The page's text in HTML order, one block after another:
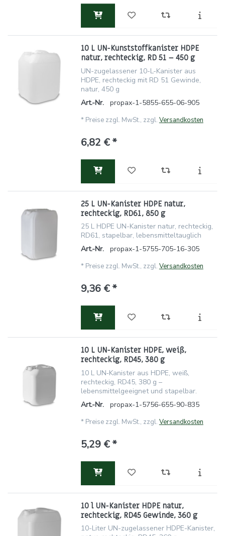
10 L UN-Kunststoffkanister HDPE
natur, rechteckig, RD 51 – 450 g
UN-zugelassener 10-L-Kanister aus
HDPE, rechteckig mit RD 51 Gewinde,
natur, 450 g
Art.-Nr.
propax-1-5855-655-06-905
* Preise zzgl. MwSt., zzgl. Versandkosten
6,82 € *
25 L UN-Kanister HDPE natur,
rechteckig, RD61, 850 g
25 L HDPE UN-Kanister natur, rechteckig,
RD61, stapelbar, lebensmitteltauglich
Art.-Nr.
propax-1-5755-705-16-305
* Preise zzgl. MwSt., zzgl. Versandkosten
9,36 € *
10 L UN-Kanister HDPE, weiß,
rechteckig, RD45, 380 g
10 L UN‑Kanister aus HDPE, weiß,
rechteckig, RD45, 380 g –
lebensmittelgeeignet und stapelbar.
Art.-Nr.
propax-1-5756-655-90-835
* Preise zzgl. MwSt., zzgl. Versandkosten
5,29 € *
10 l UN-Kanister HDPE natur,
rechteckig, RD45 Gewinde, 360 g
10-Liter UN-zugelassener HDPE-Kanister,